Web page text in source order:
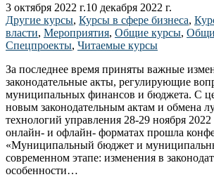
3 октября 2022 г.10 декабря 2022 г.
Другие курсы, Курсы в сфере бизнеса,
власти, Мероприятия, Общие курсы,
Спецпроекты, Читаемые курсы
За последнее время приняты важные
законодательные акты, регулирующие
муниципальных финансов и бюджета. С
новым законодательным актам и обмена
технологий управления 28-29 ноября
онлайн- и офлайн- форматах прошла
«Муниципальный бюджет и
современном этапе: изменения в
особенности…